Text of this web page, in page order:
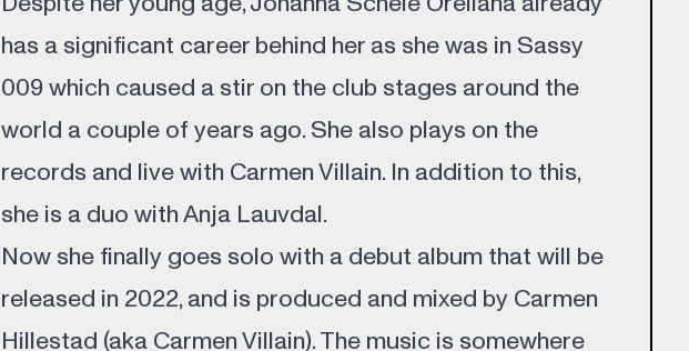
has a significant career behind her as she was in Sassy
009 which caused a stir on the club stages around the
world a couple of years ago. She also plays on the
records and live with Carmen Villain. In addition to this,
she is a duo with Anja Lauvdal.
Now she finally goes solo with a debut album that will be
released in 2022, and is produced and mixed by Carmen
Hillestad (aka Carmen Villain). The music is somewhere